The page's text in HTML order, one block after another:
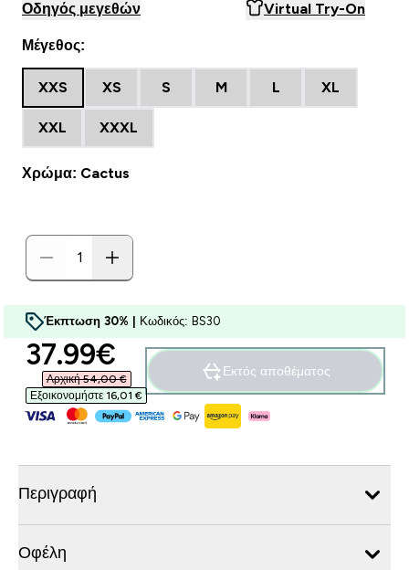
Οδηγός μεγεθών Virtual Try-On
Μέγεθος:
XXS XS S M L XL
XXL XXXL
Χρώμα: Cactus
Έκπτωση 30% | Κωδικός: BS30
discounted price
37.99€‎
Αρχική 54,00 €‎
Εξοικονομήστε 16,01 €‎
Εκτός αποθέματος
Περιγραφή
Οφέλη